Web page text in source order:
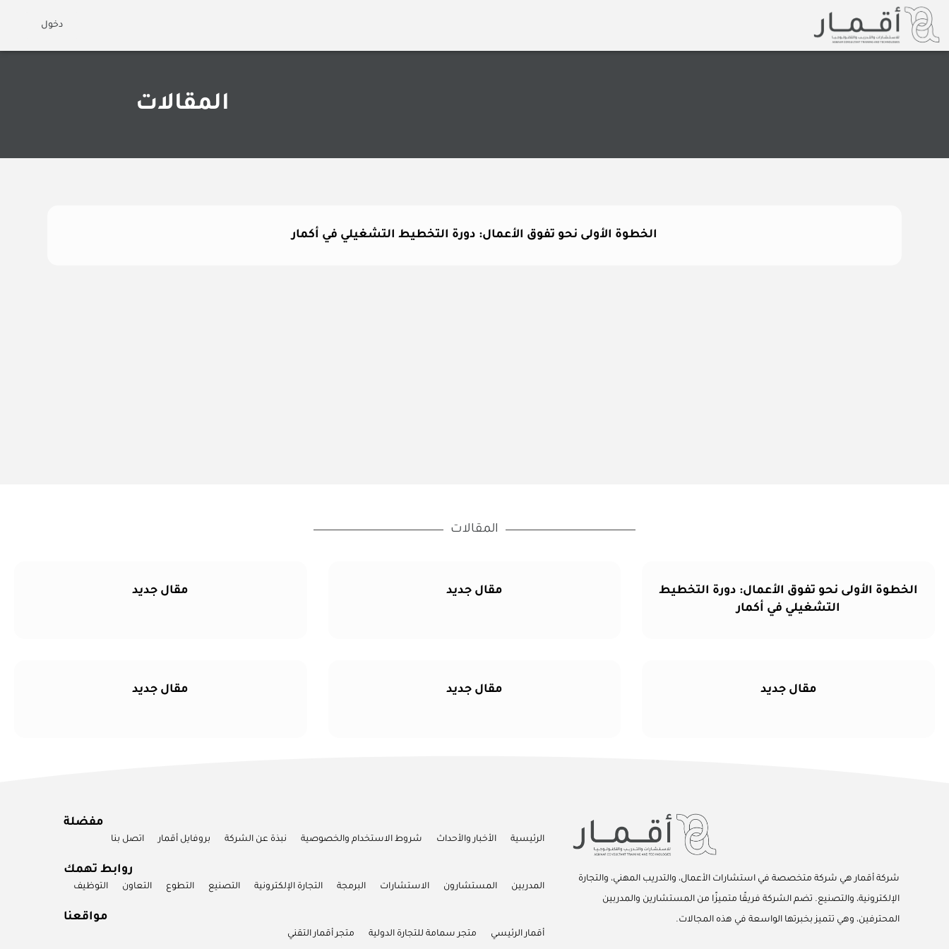
تخطي
المحتوى
دخول
المقالات
الخطوة الأولى نحو تفوق الأعمال: دورة التخطيط التشغيلي في أكمار
المقالات
الخطوة الأولى نحو تفوق الأعمال: دورة التخطيط
التشغيلي في أكمار
مقال جديد مقال جديد
مقال جديد مقال جديد مقال جديد
شركة أقمار هي شركة متخصصة في استشارات الأعمال، والتدريب المهني، والتجارة
الإلكترونية، والتصنيع. تضم الشركة فريقًا متميزًا من المستشارين والمدربين
المحترفين، وهي تتميز بخبرتها الواسعة في هذه المجالات.
مفضلة
الرئيسية الأخبار والأحداث شروط الاستخدام والخصوصية نبذة عن الشركة بروفايل أقمار اتصل بنا
روابط تهمك
المدربين المستشارون الاستشارات البرمجة التجارة الإلكترونية التصنيع التطوع التعاون التوظيف
مواقعنا
أقمار الرئيسي متجر سمامة للتجارة الدولية متجر أقمار التقني